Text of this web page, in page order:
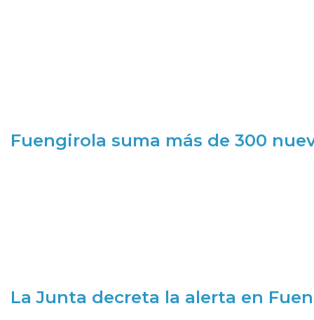
Fuengirola suma más de 300
La Junta decreta la alerta en